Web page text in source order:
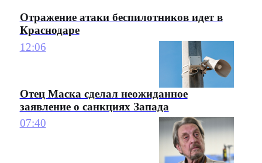
Отражение атаки беспилотников идет в
Краснодаре
12:06
Отец Маска сделал неожиданное
заявление о санкциях Запада
07:40